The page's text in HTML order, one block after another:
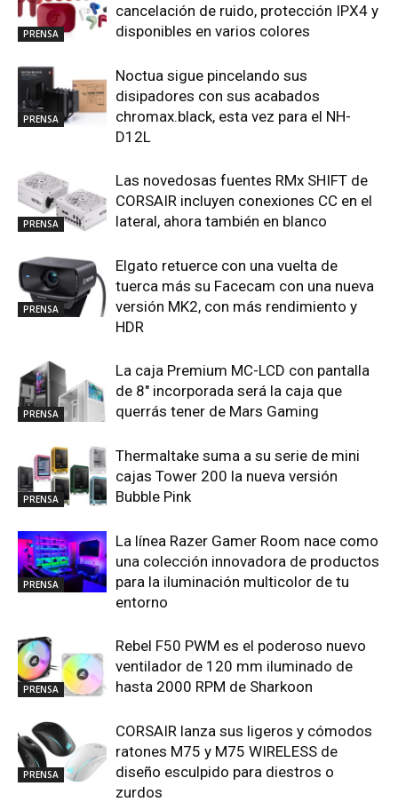
PRENSA
cancelación de ruido, protección IPX4 y
disponibles en varios colores
PRENSA
Noctua sigue pincelando sus
disipadores con sus acabados
chromax.black, esta vez para el NH-
D12L
PRENSA
Las novedosas fuentes RMx SHIFT de
CORSAIR incluyen conexiones CC en el
lateral, ahora también en blanco
PRENSA
Elgato retuerce con una vuelta de
tuerca más su Facecam con una nueva
versión MK2, con más rendimiento y
HDR
PRENSA
La caja Premium MC-LCD con pantalla
de 8″ incorporada será la caja que
querrás tener de Mars Gaming
PRENSA
Thermaltake suma a su serie de mini
cajas Tower 200 la nueva versión
Bubble Pink
PRENSA
La línea Razer Gamer Room nace como
una colección innovadora de productos
para la iluminación multicolor de tu
entorno
PRENSA
Rebel F50 PWM es el poderoso nuevo
ventilador de 120 mm iluminado de
hasta 2000 RPM de Sharkoon
PRENSA
CORSAIR lanza sus ligeros y cómodos
ratones M75 y M75 WIRELESS de
diseño esculpido para diestros o
zurdos